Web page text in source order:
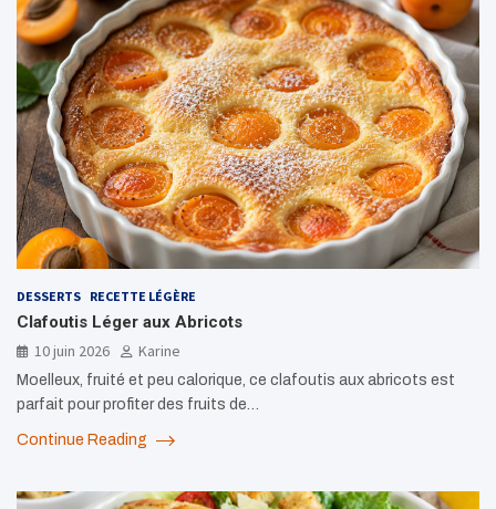
DESSERTS RECETTE LÉGÈRE
Clafoutis Léger aux Abricots
10 juin 2026
Karine
Moelleux, fruité et peu calorique, ce clafoutis aux abricots est
parfait pour profiter des fruits de…
Continue Reading